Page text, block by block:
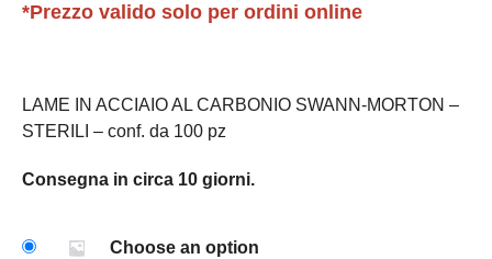
*Prezzo valido solo per ordini online
LAME IN ACCIAIO AL CARBONIO SWANN-MORTON –
STERILI – conf. da 100 pz
Consegna in circa 10 giorni.
Choose an option